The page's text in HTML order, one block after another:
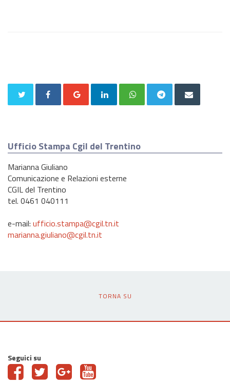
Ufficio Stampa Cgil del Trentino
Marianna Giuliano
Comunicazione e Relazioni esterne
CGIL del Trentino
tel. 0461 040111
e-mail: ufficio.stampa@cgil.tn.it
marianna.giuliano@cgil.tn.it
TORNA SU
Seguici su